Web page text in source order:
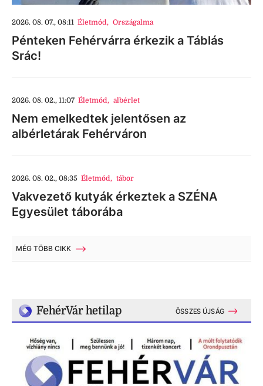
2026. 08. 07., 08:11 Életmód, Országalma
Pénteken Fehérvárra érkezik a Táblás
Srác!
2026. 08. 02., 11:07 Életmód, albérlet
Nem emelkedtek jelentősen az
albérletárak Fehérváron
2026. 08. 02., 08:35 Életmód, tábor
Vakvezető kutyák érkeztek a SZÉNA
Egyesület táborába
MÉG TÖBB CIKK
FehérVár hetilap ÖSSZES ÚJSÁG